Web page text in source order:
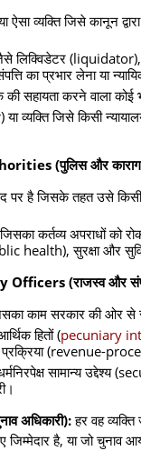
व्यक्ति जिसे कानून
जैसे लिक्विडेटर
का प्रभार लेना या
की सहायता करने वाला
जिसे किसी न्यायालय
(पुलिस और
पर है जिसके तहत उसे
कर्तव्य अपराधों को
health), सुरक्षा और
(राजस्व और
काम सरकार की ओर से
हितों (pecuniary
(revenue-
सामान्य
अधिकारी):हर वह
है, या जो चुनाव